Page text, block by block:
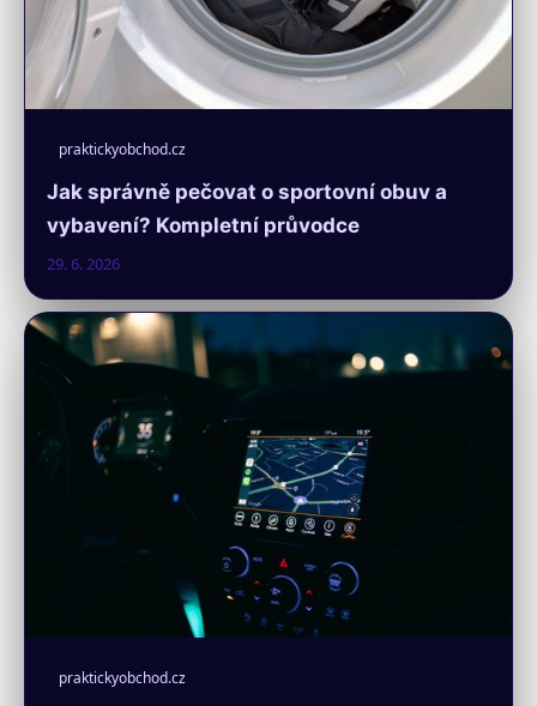
praktickyobchod.cz
Jak správně pečovat o sportovní obuv a
vybavení? Kompletní průvodce
29. 6. 2026
praktickyobchod.cz